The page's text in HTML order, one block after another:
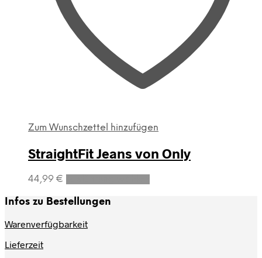
Zum Wunschzettel hinzufügen
StraightFit Jeans von Only
44,99 €
Dieses
Infos zu Bestellungen
Warenverfügbarkeit
Lieferzeit